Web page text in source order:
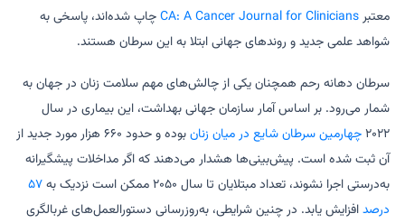
معتبرCA: A Cancer Journal for Cliniciansچاپ شده‌اند، پاسخی به
شواهد علمی جدید و روندهای جهانی ابتلا به این سرطان هستند.
سرطان دهانه رحم همچنان یکی از چالش‌های مهم سلامت زنان در جهان به
شمار می‌رود. بر اساس آمار سازمان جهانی بهداشت، این بیماری در سال
۲۰۲۲ چهارمین سرطان شایع در میان زنان
بوده و حدود ۶۶۰ هزار مورد جدید از
آن ثبت شده است. پیش‌بینی‌ها هشدار می‌دهند که اگر مداخلات پیشگیرانه
به‌درستی اجرا نشوند، تعداد مبتلایان تا سال ۲۰۵۰ ممکن است نزدیک به
۵۷
درصدافزایش یابد. در چنین شرایطی، به‌روزرسانی دستورالعمل‌های غربالگری